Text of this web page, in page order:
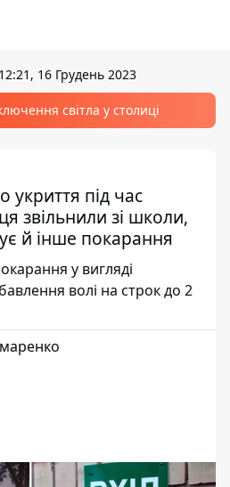
12:21, 16 Грудень 2023
світла у столиці
укриття під час
звільнили зі школи,
й інше покарання
у вигляді
волі на строк до 2